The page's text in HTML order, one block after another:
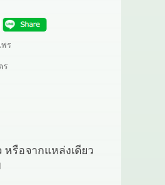
ร
ร
รือจากแหล่งเดียว